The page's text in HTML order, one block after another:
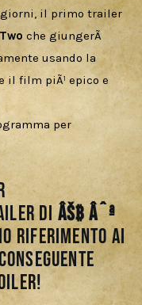
il primo trailer
che giungerÃ
usando la
il film piÃ¹ epico e
per
di âŠƒ âˆª
riferimento ai